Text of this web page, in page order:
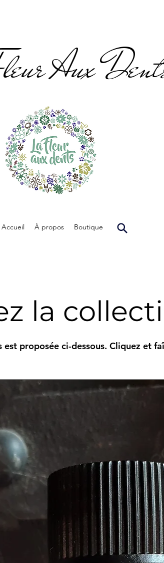
Aux
Accueil À propos Boutique
la
proposée ci-dessous. Cliquez et